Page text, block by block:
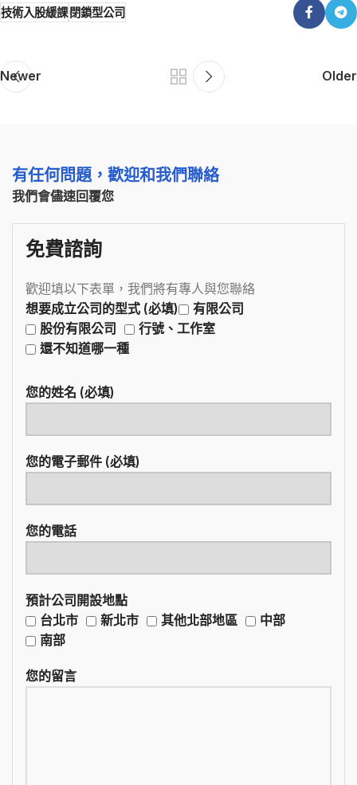
技術入股緩課閉鎖型公司
Newer Older
有任何問題，歡迎和我們聯絡
我們會儘速回覆您
免費諮詢
歡迎填以下表單，我們將有專人與您聯絡
想要成立公司的型式 (必填)
有限公司
股份有限公司
行號、工作室
還不知道哪一種
您的姓名 (必填)
您的電子郵件 (必填)
您的電話
預計公司開設地點
台北市
新北市 其他北部地區
中部
南部
您的留言